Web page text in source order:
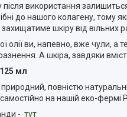
використання
до нашого колагену, тому
шкіру від вільних
олії ви, напевно, вже чули,
А шкіра, завдяки
мл
природний, повністю
на нашій еко-фермі
- тут